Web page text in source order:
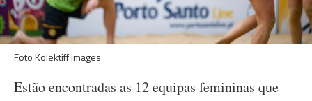
Foto Kolektiff images
Estão encontradas as 12 equipas femininas que